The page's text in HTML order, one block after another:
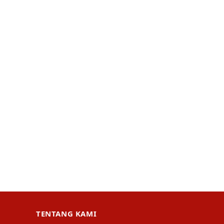
TENTANG KAMI